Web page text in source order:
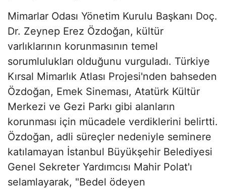
Mimarlar Odası Yönetim Kurulu Başkanı Doç.
Dr. Zeynep Erez Özdoğan, kültür
varlıklarının korunmasının temel
sorumlulukları olduğunu vurguladı. Türkiye
Kırsal Mimarlık Atlası Projesi'nden bahseden
Özdoğan, Emek Sineması, Atatürk Kültür
Merkezi ve Gezi Parkı gibi alanların
korunması için mücadele verdiklerini belirtti.
Özdoğan, adli süreçler nedeniyle seminere
katılamayan İstanbul Büyükşehir Belediyesi
Genel Sekreter Yardımcısı Mahir Polat'ı
selamlayarak, "Bedel ödeyen